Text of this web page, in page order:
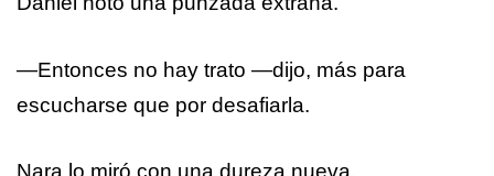
—Entonces no hay trato —dijo, más para
escucharse que por desafiarla.